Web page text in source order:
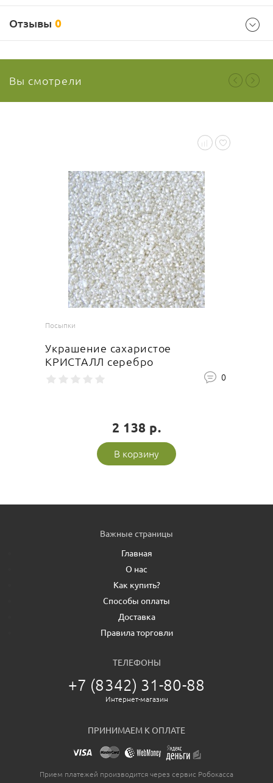
Италия
Dulcisud S.r.l.
Хранить вдали от источников тепла и солнечных лучей при
температуре от 15 до 25 °C
Отзывы 0
отлично
Вы смотрели
Посыпки
Украшение сахаристое
КРИСТАЛЛ серебро
0
2 138 р.
В корзину
Важные страницы
Главная
О нас
Как купить?
Способы оплаты
Доставка
Правила торговли
ТЕЛЕФОНЫ
+7 (8342) 31-80-88
Интернет-магазин
ПРИНИМАЕМ К ОПЛАТЕ
Прием платежей производится через сервис Робокасса